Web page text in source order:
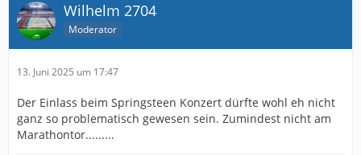
Wilhelm 2704
Moderator
13. Juni 2025 um 17:47
Der Einlass beim Springsteen Konzert dürfte wohl eh nicht
ganz so problematisch gewesen sein. Zumindest nicht am
Marathontor.........